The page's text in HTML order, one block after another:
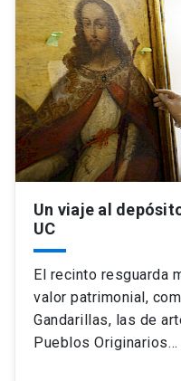
Un viaje al
UC
El recinto resguarda
valor patrimonial,
Gandarillas, las de
Pueblos Originarios…